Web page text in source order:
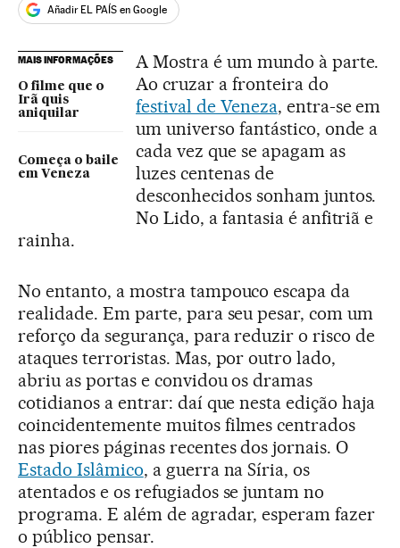
Añadir EL PAÍS en Google
MAIS INFORMAÇÕES
O filme que o
Irã quis
aniquilar
Começa o baile
em Veneza
A Mostra é um mundo à parte.
Ao cruzar a fronteira do
festival de Veneza, entra-se em
um universo fantástico, onde a
cada vez que se apagam as
luzes centenas de
desconhecidos sonham juntos.
No Lido, a fantasia é anfitriã e
rainha.
No entanto, a mostra tampouco escapa da
realidade. Em parte, para seu pesar, com um
reforço da segurança, para reduzir o risco de
ataques terroristas. Mas, por outro lado,
abriu as portas e convidou os dramas
cotidianos a entrar: daí que nesta edição haja
coincidentemente muitos filmes centrados
nas piores páginas recentes dos jornais. O
Estado Islâmico, a guerra na Síria, os
atentados e os refugiados se juntam no
programa. E além de agradar, esperam fazer
o público pensar.